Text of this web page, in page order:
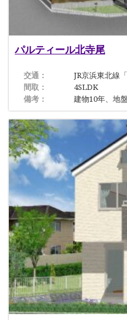
パルティール北寺尾
交通：
JR京浜東北線
間取：
4SLDK
備考：
建物10年、地